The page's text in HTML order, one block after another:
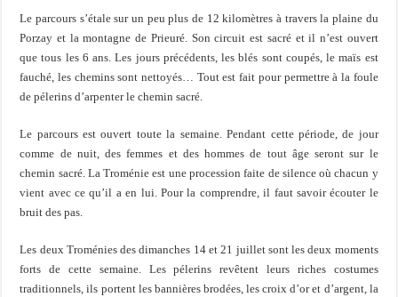
Le parcours s’étale sur un peu plus de 12 kilomètres à travers la plaine du
Porzay et la montagne de Prieuré. Son circuit est sacré et il n’est ouvert
que tous les 6 ans. Les jours précédents, les blés sont coupés, le maïs est
fauché, les chemins sont nettoyés… Tout est fait pour permettre à la foule
de pélerins d’arpenter le chemin sacré.
Le parcours est ouvert toute la semaine. Pendant cette période, de jour
comme de nuit, des femmes et des hommes de tout âge seront sur le
chemin sacré. La Troménie est une procession faite de silence où chacun y
vient avec ce qu’il a en lui. Pour la comprendre, il faut savoir écouter le
bruit des pas.
Les deux Troménies des dimanches 14 et 21 juillet sont les deux moments
forts de cette semaine. Les pélerins revêtent leurs riches costumes
traditionnels, ils portent les bannières brodées, les croix d’or et d’argent, la